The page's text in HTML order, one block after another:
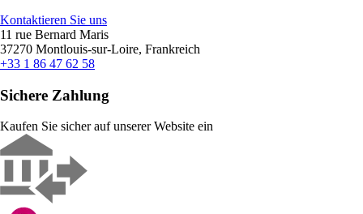
Kontaktieren Sie uns
11 rue Bernard Maris
37270 Montlouis-sur-Loire, Frankreich
+33 1 86 47 62 58
Sichere Zahlung
Kaufen Sie sicher auf unserer Website ein